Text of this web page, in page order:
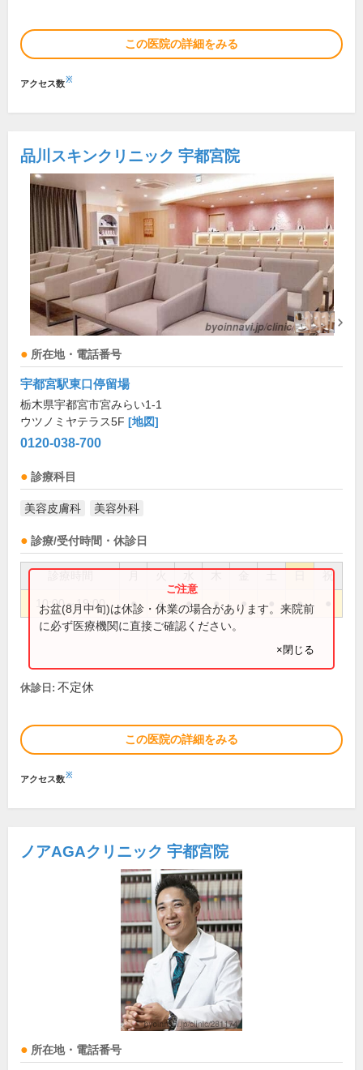
この医院の詳細をみる
アクセス数※
品川スキンクリニック 宇都宮院
所在地・電話番号
宇都宮駅東口停留場
栃木県宇都宮市宮みらい1-1
ウツノミヤテラス5F [地図]
0120-038-700
診療科目
美容皮膚科 美容外科
診療/受付時間・休診日
祝
10:00～19:00 ● ● ● ● ● ●
お盆(8月中旬)は休診・休業の場合があります。来院前
に必ず医療機関に直接ご確認ください。
×閉じる
休診日: 不定休
この医院の詳細をみる
アクセス数※
ノアAGAクリニック 宇都宮院
所在地・電話番号